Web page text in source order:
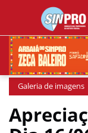
Galeria de imagens